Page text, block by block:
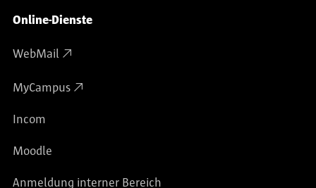
Online-Dienste
WebMail
MyCampus
Incom
Moodle
Anmeldung interner Bereich